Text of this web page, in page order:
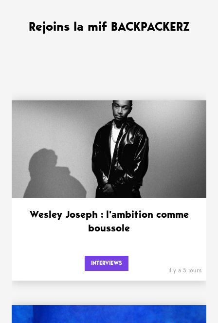
Rejoins la mif BACKPACKERZ
WANT MORE ?
Wesley Joseph : l’ambition comme
boussole
INTERVIEWS
il y a 5 jours